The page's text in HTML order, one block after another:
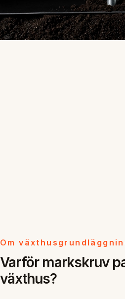
Om
Varför markskruv
växthus?